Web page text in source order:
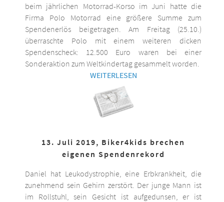
beim jährlichen Motorrad-Korso im Juni hatte die
Firma Polo Motorrad eine größere Summe zum
Spendenerlös beigetragen. Am Freitag (25.10.)
überraschte Polo mit einem weiteren dicken
Spendenscheck: 12.500 Euro waren bei einer
Sonderaktion zum Weltkindertag gesammelt worden.
WEITERLESEN
13. Juli 2019, Biker4kids brechen
eigenen Spendenrekord
Daniel hat Leukodystrophie, eine Erbkrankheit, die
zunehmend sein Gehirn zerstört. Der junge Mann ist
im Rollstuhl, sein Gesicht ist aufgedunsen, er ist